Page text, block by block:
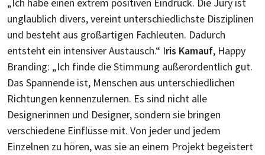
unglaublich divers, vereint unterschiedlichste Disziplinen
und besteht aus großartigen Fachleuten. Dadurch
entsteht ein intensiver Austausch.“ Iris Kamauf, Happy
Branding: „Ich finde die Stimmung außerordentlich gut.
Das Spannende ist, Menschen aus unterschiedlichen
Richtungen kennenzulernen. Es sind nicht alle
Designerinnen und Designer, sondern sie bringen
verschiedene Einflüsse mit. Von jeder und jedem
Einzelnen zu hören, was sie an einem Projekt begeistert